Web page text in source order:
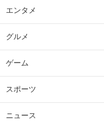
エンタメ
グルメ
ゲーム
スポーツ
ニュース